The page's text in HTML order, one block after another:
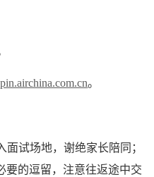
。
试场地，谢绝家长陪同；
要的逗留，注意往返途中交